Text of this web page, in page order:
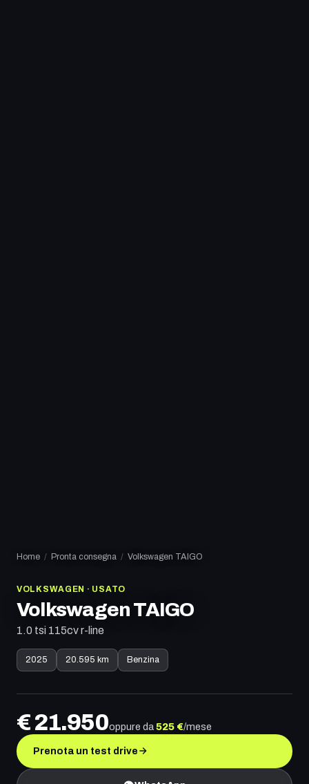
Home / Pronta consegna / Volkswagen TAIGO
VOLKSWAGEN · USATO
VolkswagenTAIGO
1.0 tsi 115cv r-line
2025 20.595 km Benzina
€21.950oppure da525€/mese
Prenota un test drive